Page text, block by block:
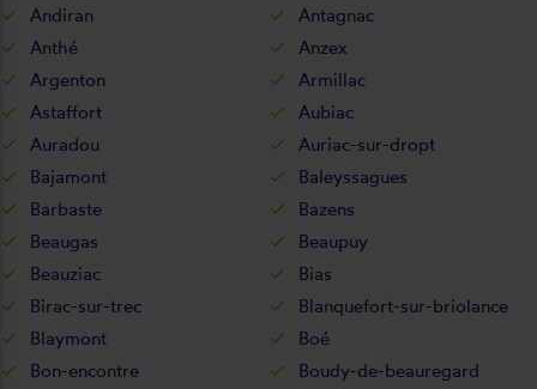
Andiran
Antagnac
Anthé
Anzex
Argenton
Armillac
Astaffort
Aubiac
Auradou
Auriac-sur-dropt
Bajamont
Baleyssagues
Barbaste
Bazens
Beaugas
Beaupuy
Beauziac
Bias
Birac-sur-trec
Blanquefort-sur-briolance
Blaymont
Boé
Bon-encontre
Boudy-de-beauregard